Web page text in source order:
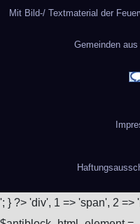
Mit Bild-/ Textmaterial der
Gemeinden
'; } ?> 'div', 1 => 'span', 2 =>